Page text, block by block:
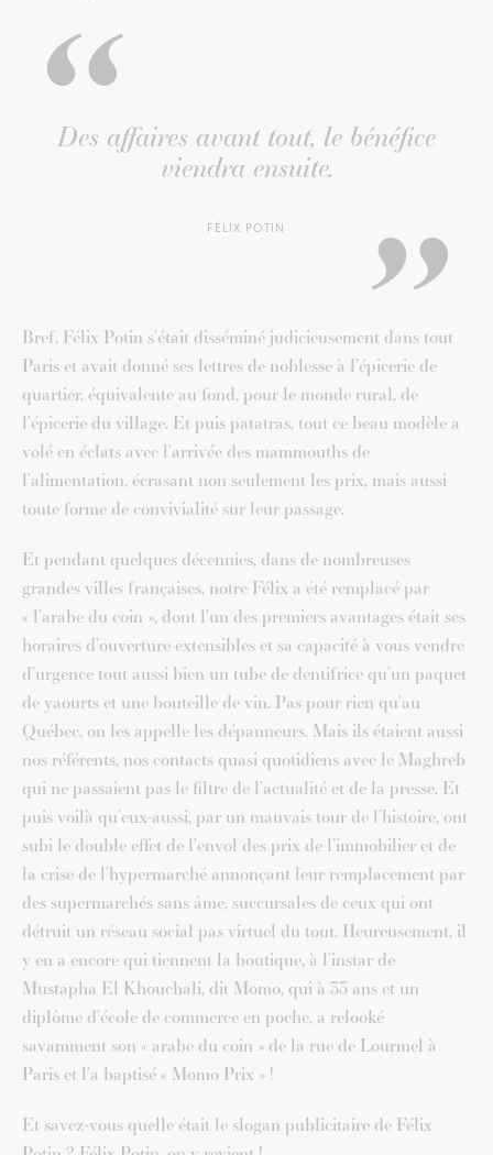
Des affaires avant tout, le bénéfice
viendra ensuite.
FÉLIX POTIN
Bref, Félix Potin s’était disséminé judicieusement dans tout
Paris et avait donné ses lettres de noblesse à l’épicerie de
quartier, équivalente au fond, pour le monde rural, de
l’épicerie du village. Et puis patatras, tout ce beau modèle a
volé en éclats avec l’arrivée des mammouths de
l’alimentation, écrasant non seulement les prix, mais aussi
toute forme de convivialité sur leur passage.
Et pendant quelques décennies, dans de nombreuses
grandes villes françaises, notre Félix a été remplacé par
« l’arabe du coin », dont l’un des premiers avantages était ses
horaires d’ouverture extensibles et sa capacité à vous vendre
d’urgence tout aussi bien un tube de dentifrice qu’un paquet
de yaourts et une bouteille de vin. Pas pour rien qu’au
Québec, on les appelle les dépanneurs. Mais ils étaient aussi
nos référents, nos contacts quasi quotidiens avec le Maghreb
qui ne passaient pas le filtre de l’actualité et de la presse. Et
puis voilà qu’eux-aussi, par un mauvais tour de l’histoire, ont
subi le double effet de l’envol des prix de l’immobilier et de
la crise de l’hypermarché annonçant leur remplacement par
des supermarchés sans âme, succursales de ceux qui ont
détruit un réseau social pas virtuel du tout. Heureusement, il
y en a encore qui tiennent la boutique, à l’instar de
Mustapha El Khouchali, dit Momo, qui à 33 ans et un
diplôme d’école de commerce en poche, a relooké
savamment son « arabe du coin » de la rue de Lourmel à
Paris et l’a baptisé « Momo Prix » !
Et savez-vous quelle était le slogan publicitaire de Félix